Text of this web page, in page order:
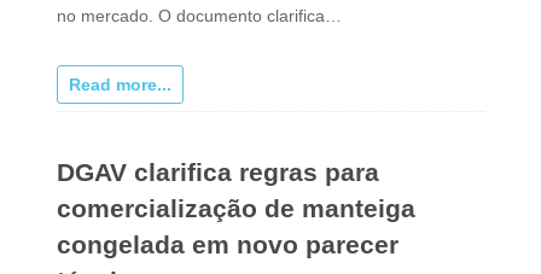
no mercado. O documento clarifica…
Read more...
DGAV clarifica regras para
comercialização de manteiga
congelada em novo parecer